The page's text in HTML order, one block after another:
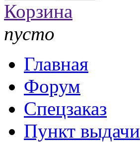
Корзина
пусто
Главная
Форум
Спецзаказ
Пункт выдачи